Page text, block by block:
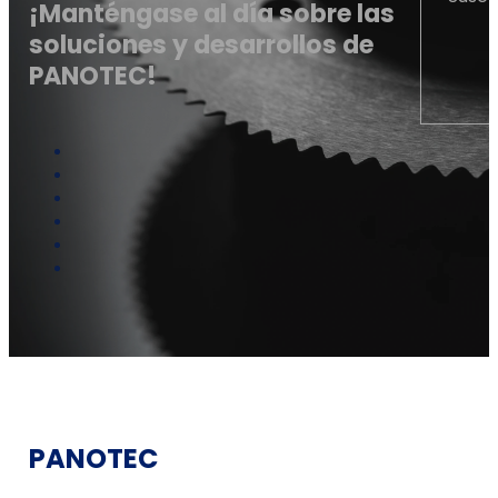
¡Manténgase al día sobre las
soluciones y desarrollos de
PANOTEC!
PANOTEC